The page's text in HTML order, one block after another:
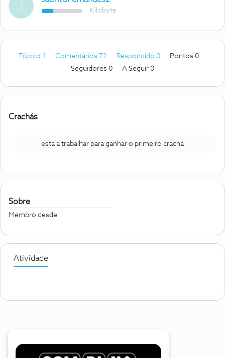
J Kilobyte
Tópico 1 Comentários 72 Respondido 0
Pontos 0
Seguidores 0 A Seguir 0
Crachás
está a trabalhar para ganhar o primeiro crachá
Sobre
Membro desde
Atividade